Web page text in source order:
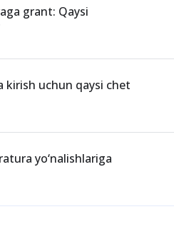
grant: Qaysi
uchun qaysi chet
yo‘nalishlariga